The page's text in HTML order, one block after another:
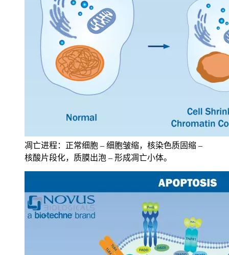
凋亡进程：正常细胞 – 细胞皱缩，核染色质固缩 –
核酸片段化，质膜出泡 – 形成凋亡小体。